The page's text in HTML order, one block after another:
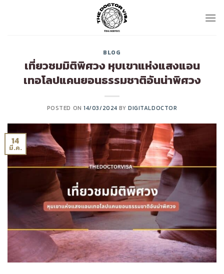
BLOG
เที่ยวชมมิติพิศวง หุบเขาแห่งแสงแอน
เทอโลปแคนยอนธรรมชาติอันน่าพิศวง
POSTED ON14/03/2024 BYDIGITALDOCTOR
14
มี.ค.